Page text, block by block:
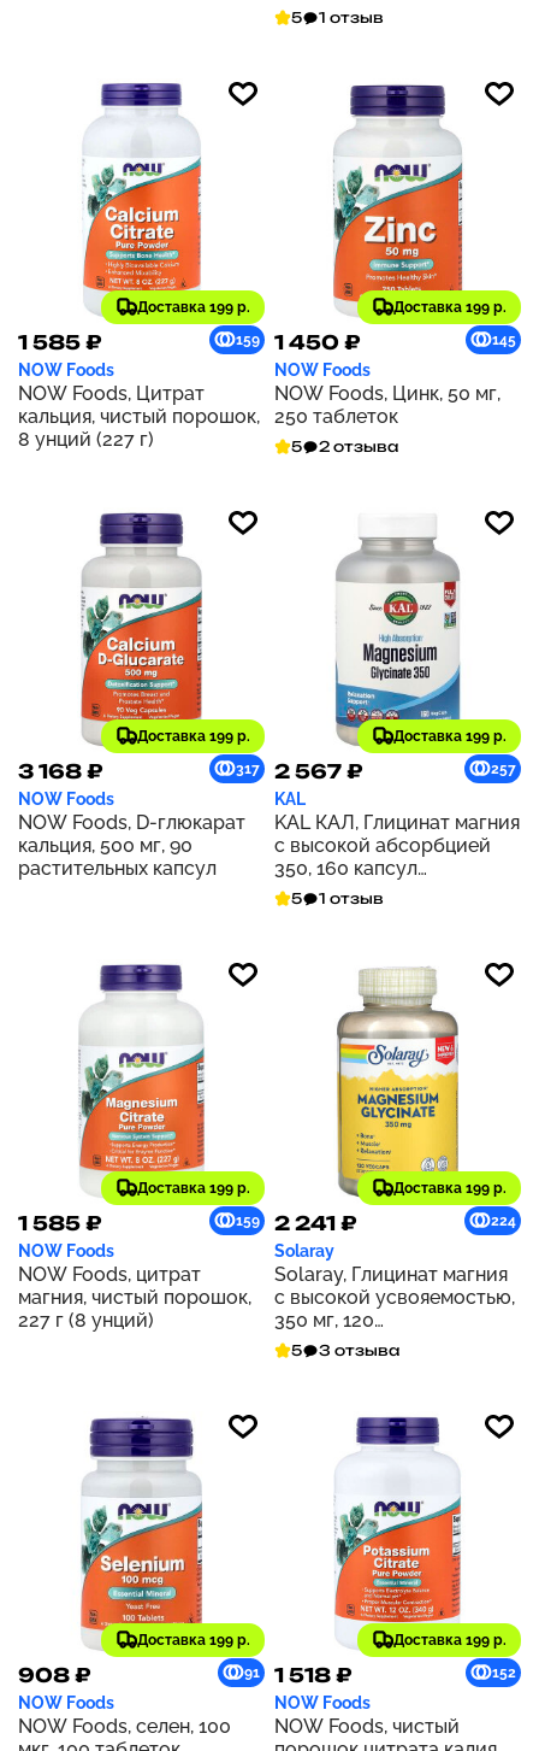
5 1 отзыв
Доставка 199 р.
1 585 ₽ 159
NOW Foods
NOW Foods, Цитрат
кальция, чистый порошок,
8 унций (227 г)
Доставка 199 р.
1 450 ₽ 145
NOW Foods
NOW Foods, Цинк, 50 мг,
250 таблеток
5 2 отзыва
Доставка 199 р.
3 168 ₽ 317
NOW Foods
NOW Foods, D-глюкарат
кальция, 500 мг, 90
растительных капсул
Доставка 199 р.
2 567 ₽ 257
KAL
KAL КАЛ, Глицинат магния
с высокой абсорбцией
350, 160 капсул
растительного
происхождения
5 1 отзыв
Доставка 199 р.
1 585 ₽ 159
NOW Foods
NOW Foods, цитрат
магния, чистый порошок,
227 г (8 унций)
Доставка 199 р.
2 241 ₽ 224
Solaray
Solaray, Глицинат магния
с высокой усвояемостью,
350 мг, 120
вегетарианских капсул
5 3 отзыва
Доставка 199 р.
908 ₽ 91
NOW Foods
NOW Foods, селен, 100
Доставка 199 р.
1 518 ₽ 152
NOW Foods
NOW Foods, чистый